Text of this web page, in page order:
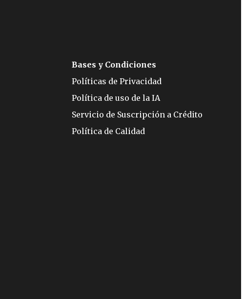
Bases y Condiciones
Políticas de Privacidad
Política de uso de la IA
Servicio de Suscripción a Crédito
Política de Calidad